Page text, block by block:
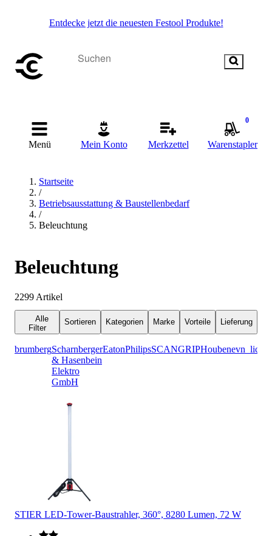
Entdecke jetzt die neuesten Festool Produkte!
Menü Mein Konto Merkzettel
0
Warenstapler
Startseite
/
Betriebsausstattung & Baustellenbedarf
/
Beleuchtung
Beleuchtung
2299 Artikel
Alle
Filter
Sortieren Kategorien Marke Vorteile Lieferung
brumbergScharnberger
& Hasenbein
Elektro
GmbH
EatonPhilipsSCANGRIPHouben
STIER LED-Tower-Baustrahler, 360°, 8280 Lumen, 72 W